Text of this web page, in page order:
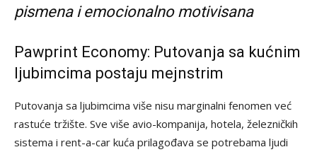
pismena i emocionalno motivisana
Pawprint Economy: Putovanja sa kućnim
ljubimcima postaju mejnstrim
Putovanja sa ljubimcima više nisu marginalni fenomen već
rastuće tržište. Sve više avio-kompanija, hotela, železničkih
sistema i rent-a-car kuća prilagođava se potrebama ljudi